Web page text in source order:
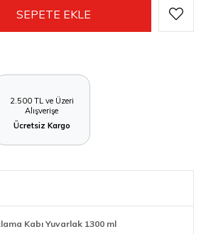
2.500 TL ve Üzeri
Alışverişe
Ücretsiz Kargo
Kabı Yuvarlak 1300 ml